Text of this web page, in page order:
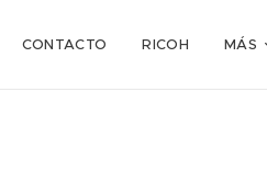
CONTACTO RICOH MÁS